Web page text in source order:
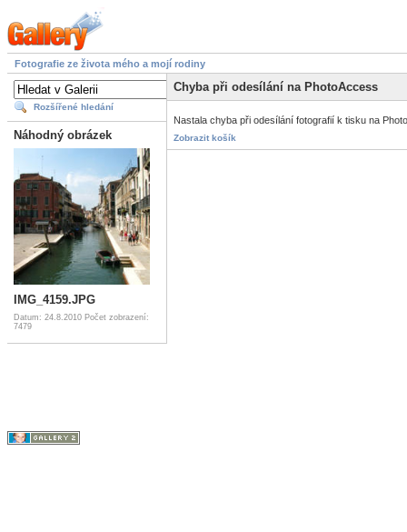
Fotografie ze života mého a mojí rodiny
Rozšířené hledání
Náhodný obrázek
IMG_4159.JPG
Datum: 24.8.2010 Počet zobrazení:
7479
Chyba při odesílání na PhotoAccess
Nastala chyba při odesílání fotografií k tisku na
Zobrazit košík